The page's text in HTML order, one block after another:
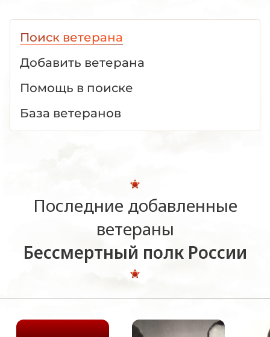
Поиск ветерана
Добавить ветерана
Помощь в поиске
База ветеранов
Последние добавленные
ветераны
Бессмертный полк России